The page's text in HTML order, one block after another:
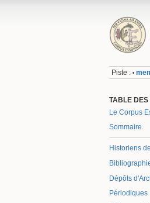
Piste : •
TABLE DES
Le Corpus
Sommaire
Historiens
Dépôts
Périodiques